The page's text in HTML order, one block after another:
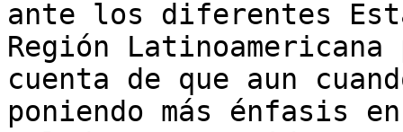
ante los diferentes
Región Latinoamericana
cuenta de que aun
poniendo más énfasis